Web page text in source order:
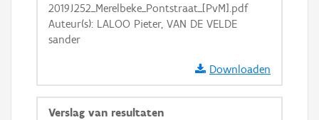
Ortho
GRB-Basiskaart
2019J252_Merelbeke_Pontstraat_[PvM].pdf
Auteur(s): LALOO Pieter, VAN DE VELDE
sander
Downloaden
Verslag van resultaten